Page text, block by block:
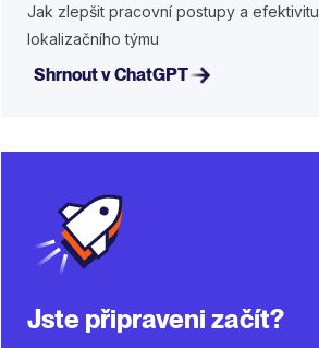
Jak zlepšit pracovní postupy a efektivitu
lokalizačního týmu
Shrnout v ChatGPT
Jste připraveni začít?